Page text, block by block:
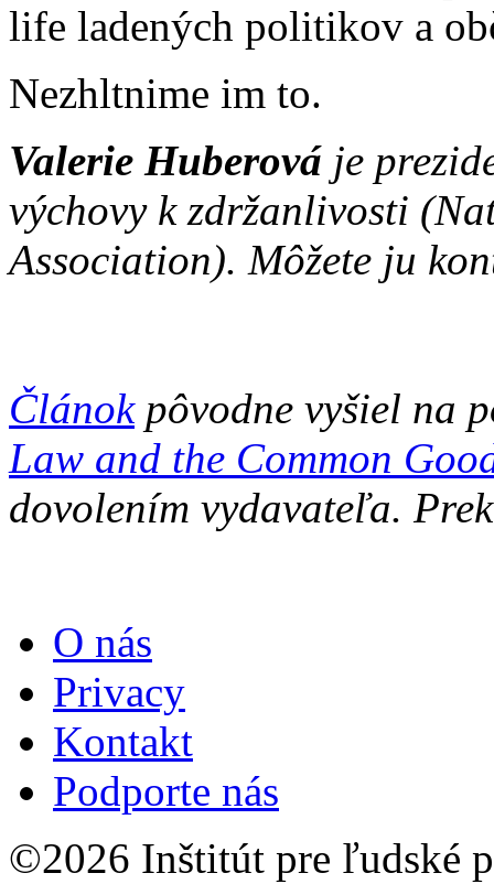
life ladených politikov a
Nezhltnime im to.
Valerie Huberová je
výchovy k zdržanlivosti
Association). Môžete ju
Článokpôvodne vyšiel na
Law and the Common
dovolením vydavateľa.
O nás
Privacy
Kontakt
Podporte nás
©2026 Inštitút pre ľudské